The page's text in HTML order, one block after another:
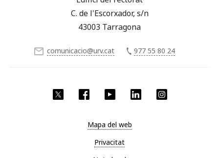
Facebook YouTube LinkedIn
C. de l'Escorxador, s/n
43003 Tarragona
comunicacio@urv.cat 977 55 80 24
Mapa del web
Privacitat